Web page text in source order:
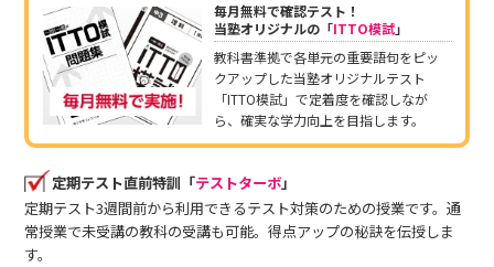
毎月無料で確認テスト！
当塾オリジナルの「ITTO模試」
教科書準拠で各単元の重要語句をピッ
クアップした当塾オリジナルテスト
「ITTO模試」で定着度を確認しなが
ら、確実な学力向上を目指します。
定期テスト直前特訓「テストターボ」
定期テスト3週間前から利用できるテスト対策のための授業です。通
常授業で未受講の教科の受講も可能。得点アップの秘訣を伝授しま
す。